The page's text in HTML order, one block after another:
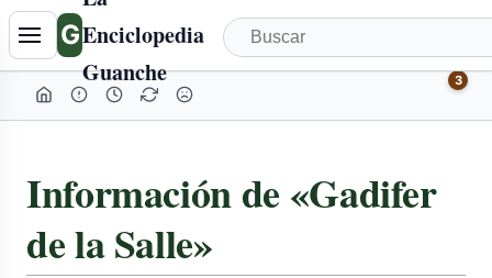
GEnciclopedia
Guanche
3
Información de «Gadifer
de la Salle»